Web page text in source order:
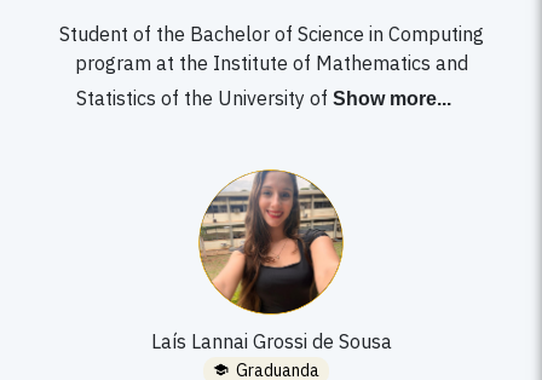
Student of the Bachelor of Science in Computing
program at the Institute of Mathematics and
Statistics of the University of Show more...
Laís Lannai Grossi de Sousa
Graduanda